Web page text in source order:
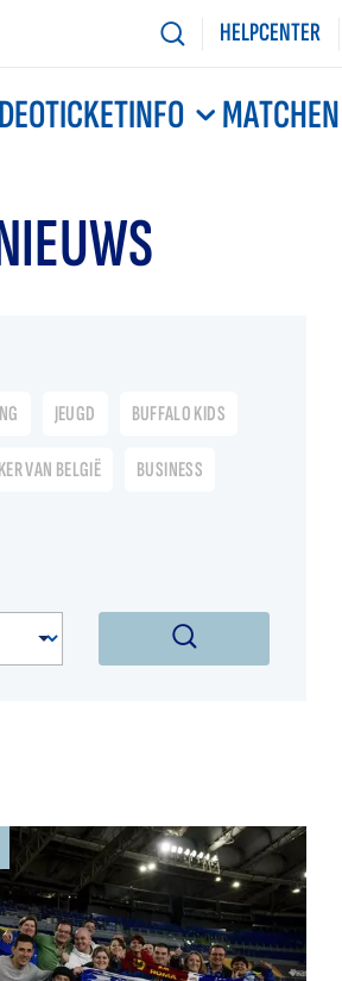
HELPCENTER
TICKETINFO MATCHEN
JEUGD BUFFALO KIDS
VAN BELGIË BUSINESS